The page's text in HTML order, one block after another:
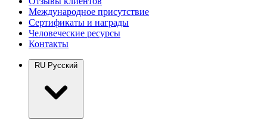
Международное присутствие
Сертификаты и награды
Человеческие ресурсы
Контакты
RU Русский